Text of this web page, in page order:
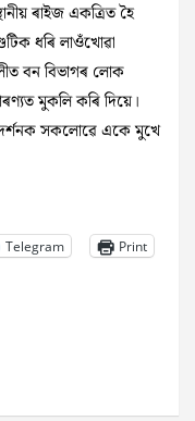
ৰাইজ একত্ৰিত হৈ
ধৰি লাওঁখোৱা
বন বিভাগৰ লোক
মুকলি কৰি দিয়ে।
সকলোৱে একে মুখে
Telegram Print